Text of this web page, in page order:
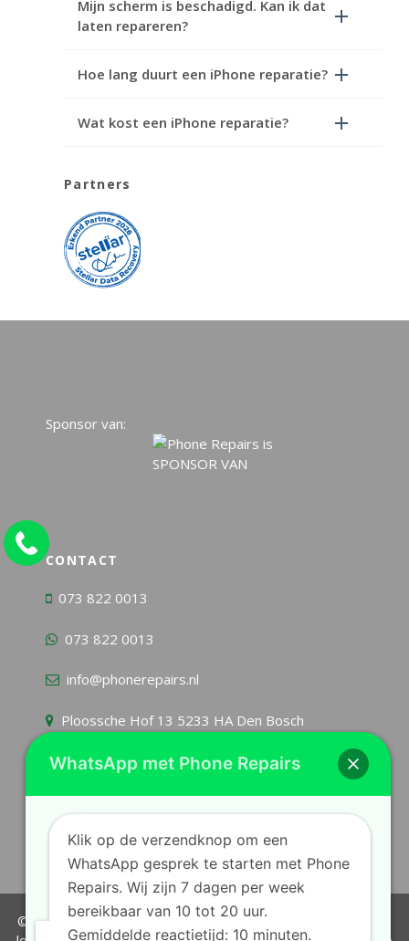
Mijn scherm is beschadigd. Kan ik dat
laten repareren?
Hoe lang duurt een iPhone reparatie?
Wat kost een iPhone reparatie?
Partners
Sponsor van:
CONTACT
073 822 0013
073 822 0013
info@phonerepairs.nl
Ploossche Hof 13 5233 HA Den Bosch
54963303
BTW IDNL001876581B96
© 2026 Phone Repairs|All rights reserved
WhatsApp met Phone Repairs
Klik op de verzendknop om een
WhatsApp gesprek te starten met Phone
Repairs. Wij zijn 7 dagen per week
bereikbaar van 10 tot 20 uur.
Gemiddelde reactietijd: 10 minuten.